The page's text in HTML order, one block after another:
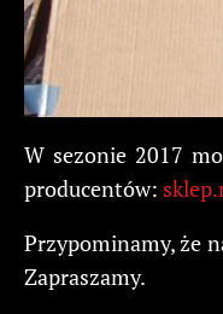
W sezonie 2017
producentów:
Przypominamy, że
Zapraszamy.